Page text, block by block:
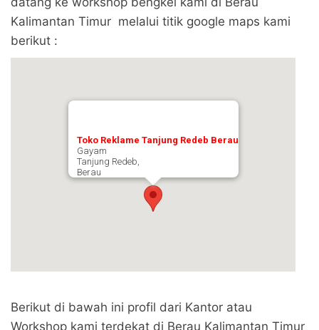
Kalimantan Timur melalui titik google maps kami
berikut :
Toko Reklame Tanjung Redeb Berau
Gayam
Tanjung Redeb,
Berau
Berikut di bawah ini profil dari Kantor atau
Workshop kami terdekat di Berau Kalimantan Timur